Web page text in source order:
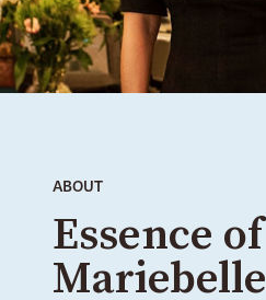
Essence of
Mariebelle